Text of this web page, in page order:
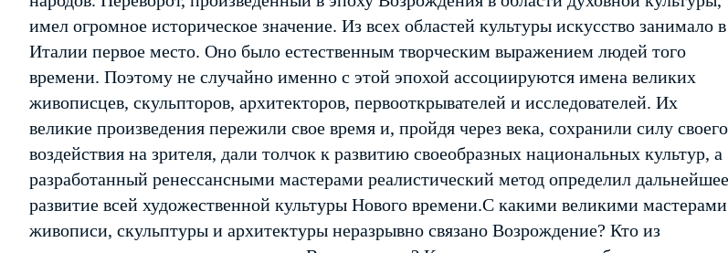
имел огромное историческое значение. Из всех областей культуры искусство занимало в
Италии первое место. Оно было естественным творческим выражением людей того
времени. Поэтому не случайно именно с этой эпохой ассоциируются имена великих
живописцев, скульпторов, архитекторов, первооткрывателей и исследователей. Их
великие произведения пережили свое время и, пройдя через века, сохранили силу своего
воздействия на зрителя, дали толчок к развитию своеобразных национальных культур, а
разработанный ренессансными мастерами реалистический метод определил дальнейшее
развитие всей художественной культуры Нового времени.С какими великими мастерами
живописи, скульптуры и архитектуры неразрывно связано Возрождение? Кто из